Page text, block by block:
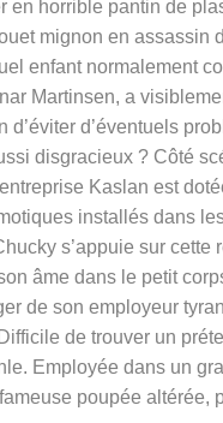
en horrible pantin de
mignon en assassin
enfant normalement
Martinsen, a
d’éviter d’éventuels
disgracieux ? Côté
Kaslan est
installés dans
s’appuie sur
âme dans le petit
de son employeur
de trouver un
Employée dans un
poupée